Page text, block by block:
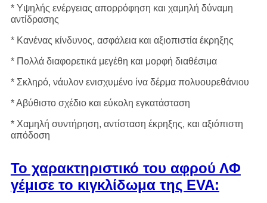
* Υψηλής ενέργειας απορρόφηση και χαμηλή δύναμη
αντίδρασης
* Κανένας κίνδυνος, ασφάλεια και αξιοπιστία έκρηξης
* Πολλά διαφορετικά μεγέθη και μορφή διαθέσιμα
* Σκληρό, νάυλον ενισχυμένο ίνα δέρμα πολυουρεθάνιου
* Αβύθιστο σχέδιο και εύκολη εγκατάσταση
* Χαμηλή συντήρηση, αντίσταση έκρηξης, και αξιόπιστη
απόδοση
Το χαρακτηριστικό του αφρού ΛΦ
γέμισε το κιγκλίδωμα της EVA: